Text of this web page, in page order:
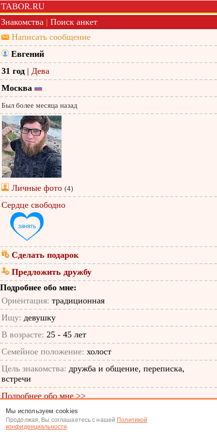
TABOR.RU
Знакомства | Поиск анкет
Написать сообщение
Евгений
31 год | Дева
Москва
Был более месяца назад
Личные фото (4)
Сердце свободно
Сделать подарок
Предложить дружбу
Подробнее обо мне:
Ориентация: традиционная
Ищу: девушку
В возрасте: 25 - 45 лет
Семейное положение: холост
Цель знакомства: дружба и общение, переписка,
встречи
Подробнее обо мне >>
ID анкеты: 48390485
Знакомства|Поиск анкет
Мы используем cookies
Продолжая, Вы соглашаетесь с нашей Политикой
конфиденциальности.